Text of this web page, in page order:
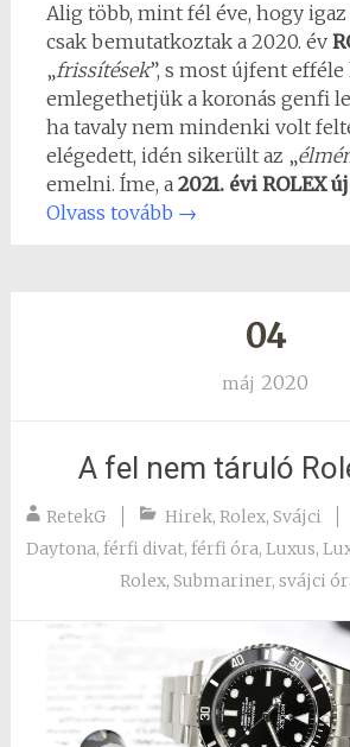
Alig több, mint fél éve, hogy igaz
csak bemutatkoztak a 2020. év
„frissítések”, s most újfent
emlegethetjük a koronás genfi
ha tavaly nem mindenki volt
elégedett, idén sikerült az „
emelni. Íme, a 2021. évi ROLEX
Olvass tovább →
04
máj 2020
A fel nem táruló
RetekG Hirek,Rolex,Svájci
Daytona, férfi divat, férfi óra, Luxus,
Rolex,Submariner,svájci